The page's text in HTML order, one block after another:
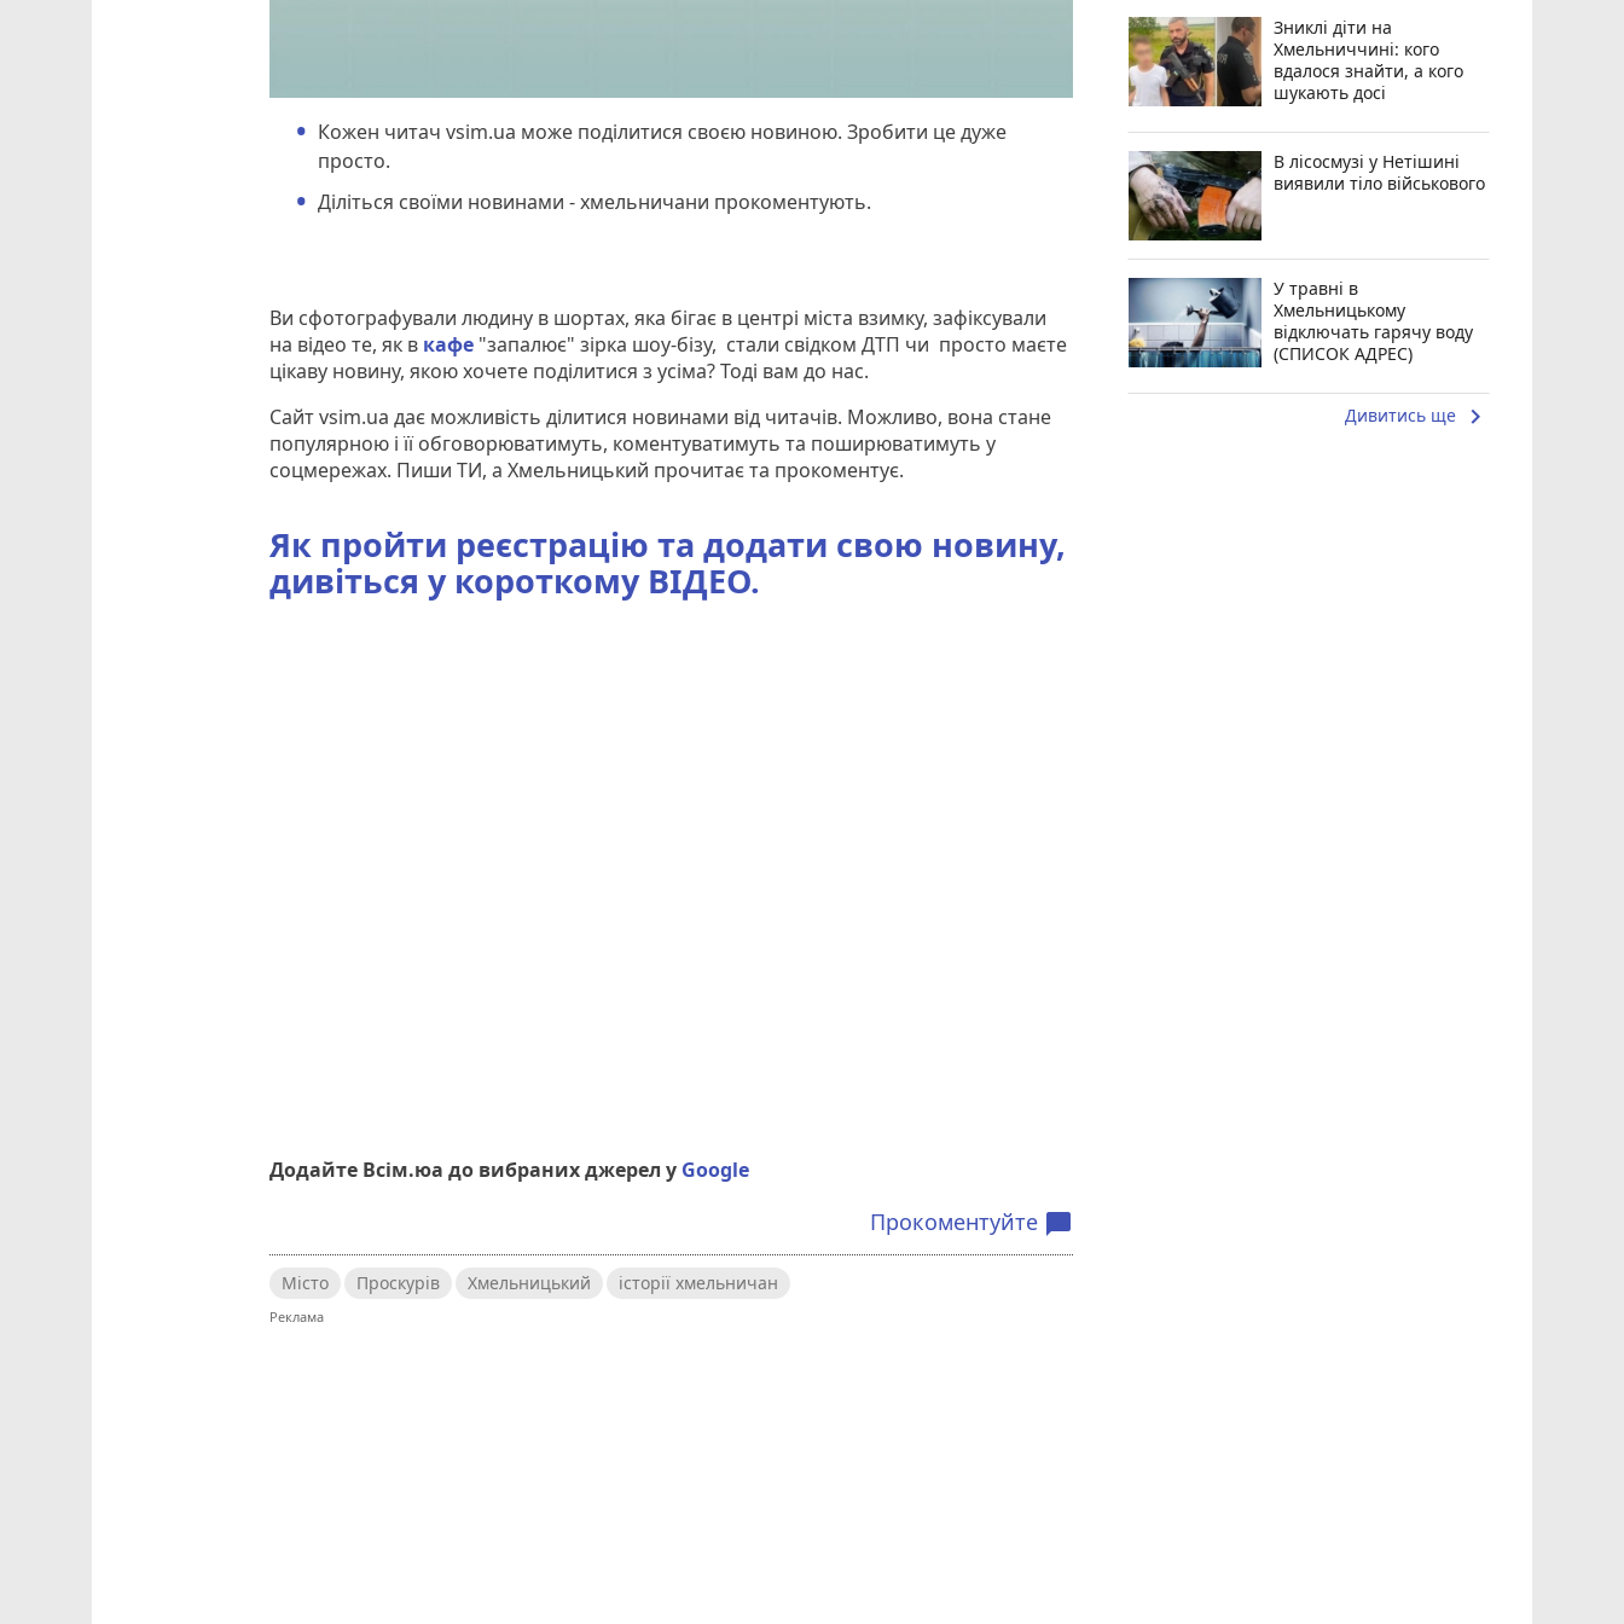
Кожен читач vsim.ua може поділитися своєю новиною. Зробити це дуже
просто.
Діліться своїми новинами - хмельничани прокоментують.
Ви сфотографували людину в шортах, яка бігає в центрі міста взимку, зафіксували
на відео те, як в кафе "запалює" зірка шоу-бізу, стали свідком ДТП чи просто маєте
цікаву новину, якою хочете поділитися з усіма? Тоді вам до нас.
Сайт vsim.ua дає можливість ділитися новинами від читачів. Можливо, вона стане
популярною і її обговорюватимуть, коментуватимуть та поширюватимуть у
соцмережах. Пиши ТИ, а Хмельницький прочитає та прокоментує.
Як пройти реєстрацію та додати свою новину,
дивіться у короткому ВІДЕО.
Додайте Всім.юа до вибраних джерел у Google
Прокоментуйте chat_bubble
Місто Проскурів Хмельницький історії хмельничан
Зниклі діти на
Хмельниччині: кого
вдалося знайти, а кого
шукають досі
В лісосмузі у Нетішині
виявили тіло військового
У травні в
Хмельницькому
відключать гарячу воду
(СПИСОК АДРЕС)
Дивитись ще keyboard_arrow_right